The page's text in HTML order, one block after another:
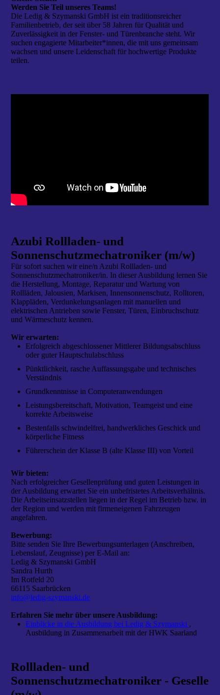
Werden Sie Teil unseres Teams!
Die Ledig & Szymanski GmbH ist ein traditionsreicher
Familienbetrieb, der seit über 58 Jahren für Qualität und
Zuverlässigkeit in der Fenster- und Türen­branche steht. Wir
suchen engagierte Mitarbeiter*innen, die mit uns gemeinsam
wachsen und unsere Leidenschaft für hochwertige Produkte
teilen.
Azubi Rollladen- und
Sonnenschutzmechatroniker (m/w)
Für sofort suchen wir eine/n Azubi Rollladen- und
Sonnenschutzmechatroniker/in. In dieser Ausbildung lernen Sie
die Herstellung, Montage, Reparatur und Wartung von
Rollläden, Jalousien, Markisen, Innensonnenschutz, Rolltoren,
Klappläden, Verdunkelungsanlagen mit manuellen und
elektrischen Antrieben sowie Fenster, Türen, Einbruchschutz
und Wärmeschutz kennen.
Wir erwarten:
Erfolgreich abgeschlossener Mittlerer Bildungsabschluss
oder guter Hauptschulabschluss
Pünktlichkeit, rasche Auffassungsgabe und technisches
Verständnis
Grundkenntnisse in Computeranwendungen
Leistungsbereitschaft, Motivation, Teamgeist und eine
korrekte Arbeitsweise
Bestenfalls schwindelfrei, handwerkliches Geschick und
körperliche Fitness
Führerschein der Klasse B (alte Klasse III) von Vorteil
Wir bieten:
Nach erfolgreicher Gesellenprüfung und guten Leistungen in
der Ausbildung erwartet Sie ein unbefristetes Arbeitsverhältnis.
Die Arbeitseinsatzstellen liegen in der Regel im Betrieb bzw. in
der Region und werden mit firmeneigenen Fahrzeugen
angefahren.
Bewerbung:
Bitte senden Sie Ihre Bewerbungsunterlagen (Anschreiben,
Lebenslauf, Zeugnisse) per E-Mail an:
Ledig & Szymanski GmbH
Sandra Hurth
Im Rotfeld 20
66115 Saarbrücken
info@ledig-szymanski.de
Erfahren Sie mehr über unsere Ausbildung:
Einblicke in die Ausbildung bei Ledig & Szymanski ,
Ausbildung in Zusammenarbeit mit der HWK Saarland
Rollladen- und
Sonnenschutzmechatroniker - Geselle